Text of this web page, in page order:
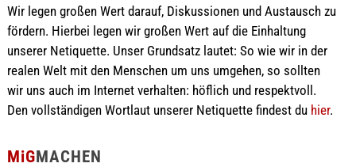
Wir legen großen Wert darauf, Diskussionen und Austausch zu
fördern. Hierbei legen wir großen Wert auf die Einhaltung
unserer Netiquette. Unser Grundsatz lautet: So wie wir in der
realen Welt mit den Menschen um uns umgehen, so sollten
wir uns auch im Internet verhalten: höflich und respektvoll.
Den vollständigen Wortlaut unserer Netiquette findest du hier.
MiGMACHEN